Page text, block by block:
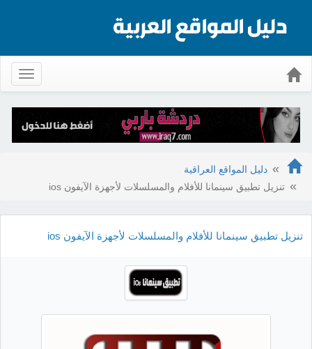
دليل المواقع العراقية
تنزيل تطبيق سينمانا للأفلام والمسلسلات لأجهزة الآيفون ios
تنزيل تطبيق سينمانا للأفلام والمسلسلات لأجهزة الآيفون ios